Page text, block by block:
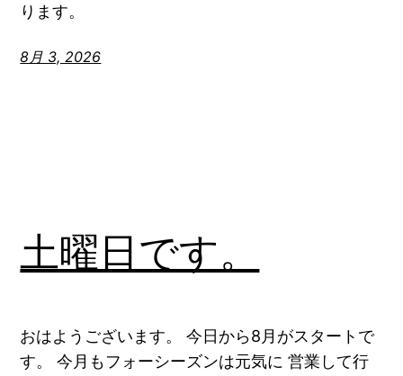
ります。
8月 3, 2026
土曜日です。
おはようございます。 今日から8月がスタートで
す。 今月もフォーシーズンは元気に 営業して行